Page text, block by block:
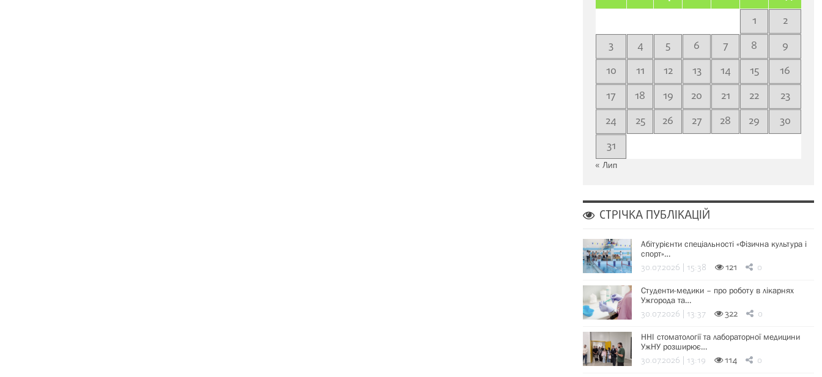
1
2
3
4 5 6 7 8
9
10
11 12 13 14 15
16
17
18 19 20 21 22
23
24
25 26 27 28 29
30
31
« Лип
СТРІЧКА ПУБЛІКАЦІЙ
Абітурієнти спеціальності «Фізична культура і
спорт»…
30.07.2026 | 15:38 121 0
Студенти-медики – про роботу в лікарнях
Ужгорода та…
30.07.2026 | 13:37 322 0
ННІ стоматології та лабораторної медицини
УжНУ розширює…
30.07.2026 | 13:19 114 0